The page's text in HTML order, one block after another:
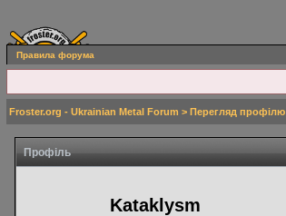
Правила форума
Froster.org - Ukrainian Metal Forum > Перегляд профілю
Профіль
Kataklysm